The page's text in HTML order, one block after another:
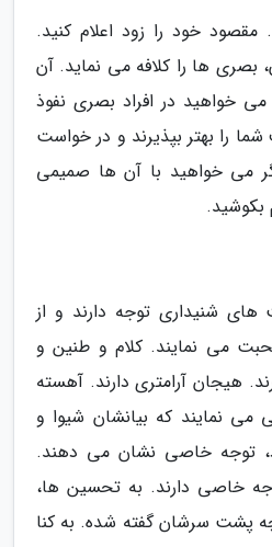
خود را زود اعلام کنید.
ها را کلافه می نماید. آن
خواهید در افراد بصری نفوذ
را بهتر بپذیرند و در خواست
می خواهید با آن ها صمیمی
بکوشید.
های شنیداری توجه دارند و از
می نمایند. کلام و طنین و
هیجان آرامتری دارند. آهسته
نمایند که بیانشان شیوا و
توجه خاصی نشان می دهند.
خاصی دارند. به تحسین ها،
پشت سرشان گفته شده. به کنا